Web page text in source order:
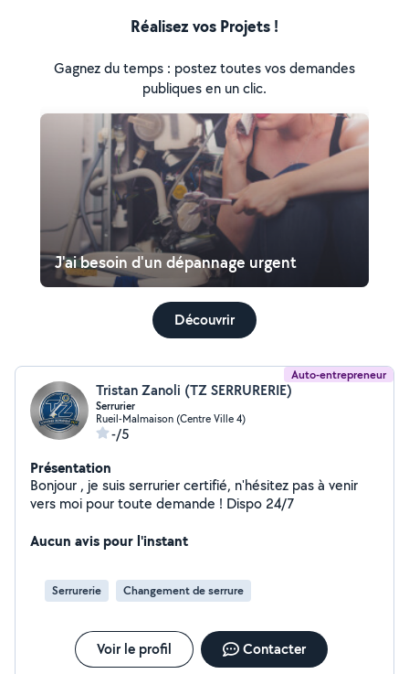
Réalisez vos Projets !
Gagnez du temps : postez toutes vos demandes
publiques en un clic.
J'ai besoin d'un dépannage urgent
Découvrir
Auto-entrepreneur
Tristan Zanoli (TZ SERRURERIE)
Serrurier
Rueil-Malmaison (Centre Ville 4)
-/5
Présentation
Bonjour , je suis serrurier certifié, n'hésitez pas à venir
vers moi pour toute demande ! Dispo 24/7
Aucun avis pour l'instant
Serrurerie Changement de serrure
Voir le profil Contacter